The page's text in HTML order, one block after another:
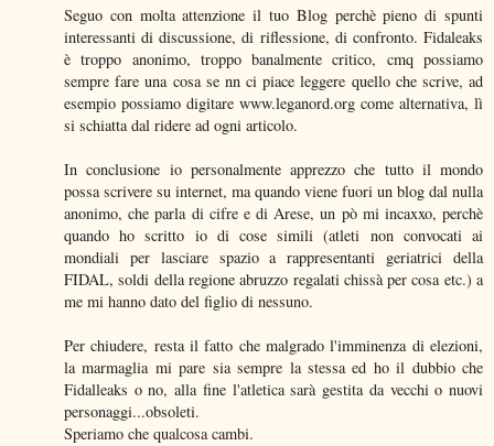
Seguo con molta attenzione il tuo Blog perchè pieno di spunti
interessanti di discussione, di riflessione, di confronto. Fidaleaks
è troppo anonimo, troppo banalmente critico, cmq possiamo
sempre fare una cosa se nn ci piace leggere quello che scrive, ad
esempio possiamo digitare www.leganord.org come alternativa, lì
si schiatta dal ridere ad ogni articolo.
In conclusione io personalmente apprezzo che tutto il mondo
possa scrivere su internet, ma quando viene fuori un blog dal nulla
anonimo, che parla di cifre e di Arese, un pò mi incaxxo, perchè
quando ho scritto io di cose simili (atleti non convocati ai
mondiali per lasciare spazio a rappresentanti geriatrici della
FIDAL, soldi della regione abruzzo regalati chissà per cosa etc.) a
me mi hanno dato del figlio di nessuno.
Per chiudere, resta il fatto che malgrado l'imminenza di elezioni,
la marmaglia mi pare sia sempre la stessa ed ho il dubbio che
Fidalleaks o no, alla fine l'atletica sarà gestita da vecchi o nuovi
personaggi...obsoleti.
Speriamo che qualcosa cambi.